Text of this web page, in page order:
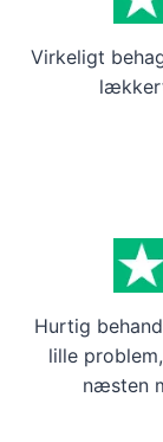
Virkeligt
Hurtig
lille
næsten